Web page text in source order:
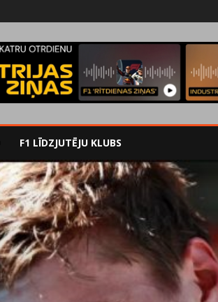
F1 LĪDZJUTĒJU KLUBS